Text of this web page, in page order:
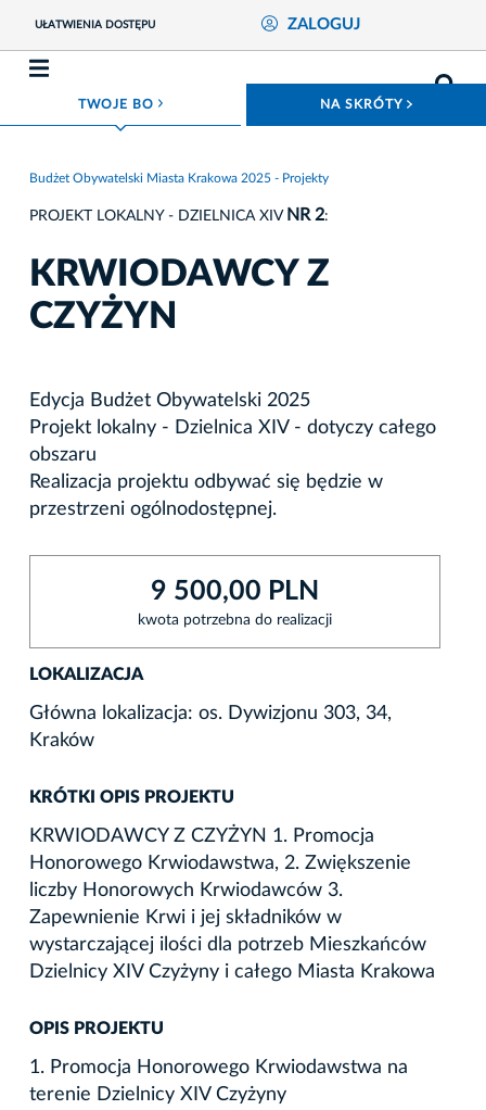
UŁATWIENIA DOSTĘPU ZALOGUJ
TWOJE BO ROZWIŃ MENU NA SKRÓTY
Budżet Obywatelski Miasta Krakowa 2025 - Projekty
PROJEKT LOKALNY - DZIELNICA XIV NR 2:
KRWIODAWCY Z
CZYŻYN
Edycja Budżet Obywatelski 2025
Projekt lokalny - Dzielnica XIV - dotyczy całego
obszaru
Realizacja projektu odbywać się będzie w
przestrzeni ogólnodostępnej.
9 500,00 PLN
kwota potrzebna do realizacji
LOKALIZACJA
Główna lokalizacja: os. Dywizjonu 303, 34,
Kraków
KRÓTKI OPIS PROJEKTU
KRWIODAWCY Z CZYŻYN 1. Promocja
Honorowego Krwiodawstwa, 2. Zwiększenie
liczby Honorowych Krwiodawców 3.
Zapewnienie Krwi i jej składników w
wystarczającej ilości dla potrzeb Mieszkańców
Dzielnicy XIV Czyżyny i całego Miasta Krakowa
OPIS PROJEKTU
1. Promocja Honorowego Krwiodawstwa na
terenie Dzielnicy XIV Czyżyny